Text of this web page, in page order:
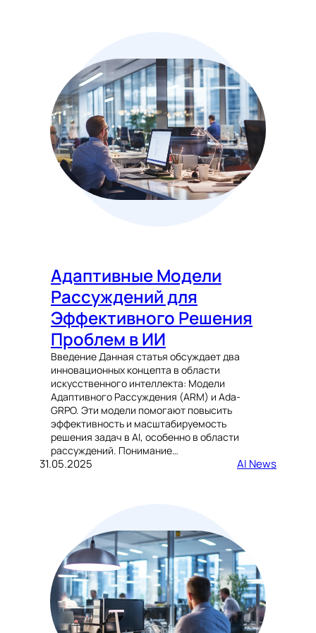
Адаптивные Модели
Рассуждений для
Эффективного Решения
Проблем в ИИ
Введение Данная статья обсуждает два
инновационных концепта в области
искусственного интеллекта: Модели
Адаптивного Рассуждения (ARM) и Ada-
GRPO. Эти модели помогают повысить
эффективность и масштабируемость
решения задач в AI, особенно в области
рассуждений. Понимание…
31.05.2025 AI News